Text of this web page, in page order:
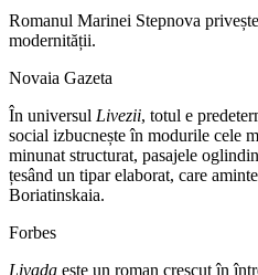
Romanul Marinei Stepnova
modernității.
Novaia Gazeta
În universul Livezii, totul e
social izbucnește în modurile cele
minunat structurat, pasajele
țesând un tipar elaborat, care
Boriatinskaia.
Forbes
Livada este un roman crescut în